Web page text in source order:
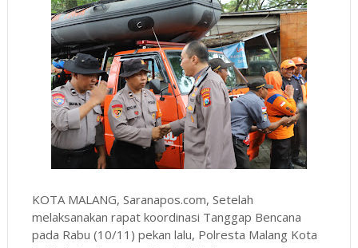
KOTA MALANG, Saranapos.com, Setelah
melaksanakan rapat koordinasi Tanggap Bencana
pada Rabu (10/11) pekan lalu, Polresta Malang Kota